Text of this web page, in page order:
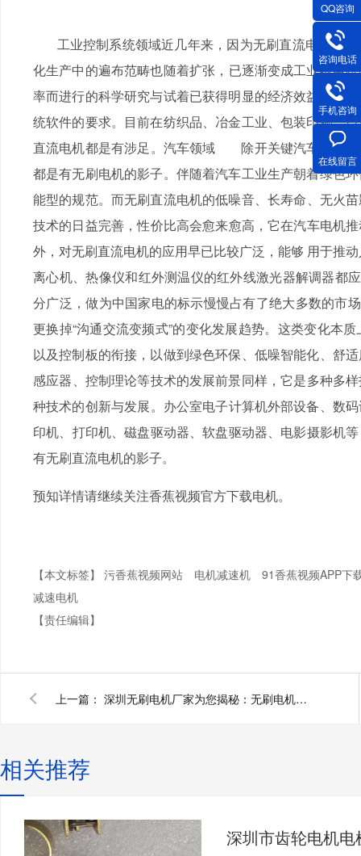
工业控制系统领域近几年来，因为无刷直流电机规
化生产中的遍布范畴也随着扩张，已逐渐变成工业级电
率而进行的科学研究与试着已获得明显的经济效益，
统软件的要求。目前在纺织品、冶金工业、包装印刷
直流电机都是有涉足。汽车领域 除开关键汽车发动机外
都是有无刷电机的影子。伴随着汽车工业生产朝着绿色
能型的规范。而无刷直流电机的低噪音、长寿命、无火
技术的日益完善，性价比高会愈来愈高，它在汽车
外，对无刷直流电机的应用早已比较广泛，能够 用
离心机、热像仪和红外测温仪的红外线激光器解调器
分广泛，做为中国家电的标示慢慢占有了绝大多数的市
更换掉“沟通交流变频式”的变化发展趋势。这类变化
以及控制板的衔接，以做到绿色环保、低噪智能化
感应器、控制理论等技术的发展前景同样，它是多种
种技术的创新与发展。办公室电子计算机外部设备
印机、打印机、磁盘驱动器、软盘驱动器、电影
有无刷直流电机的影子。
预知详情请继续关注香蕉视频官方下载电机。
【本文标签】 污香蕉视频网站 电机减速机
91香蕉视频APP下
减速电机
【责任编辑】
上一篇： 深圳无刷电机厂家为您揭秘：无刷电机与有刷电机的区别
相关推荐
QQ咨询
咨询电话
手机咨询
在线留言